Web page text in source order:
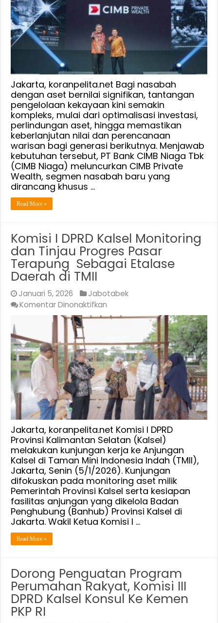
CIMB
Private
Wealth,
Standar
Baru
dalam
Pengelolaan
Kekayaan
Bagi
Nasabah
HNWI
Jakarta, koranpelita.net Bagi nasabah
dengan aset bernilai signifikan, tantangan
pengelolaan kekayaan kini semakin
kompleks, mulai dari optimalisasi investasi,
perlindungan aset, hingga memastikan
keberlanjutan nilai dan perencanaan
warisan bagi generasi berikutnya. Menjawab
kebutuhan tersebut, PT Bank CIMB Niaga Tbk
(CIMB Niaga) meluncurkan CIMB Private
Wealth, segmen nasabah baru yang
dirancang khusus …
Read More »
Komisi I DPRD Kalsel Monitoring
dan Tinjau Progres Pasar
Terapung Sebagai Etalase
Daerah di TMII
Januari 5, 2026
Jabotabek
Komentar Dinonaktifkan
Komisi
Kalsel
Monitoring
dan
Tinjau
Progres
Pasar
Terapung
Sebagai
Etalase
Daerah
di
TMII
Jakarta, koranpelita.net Komisi I DPRD
Provinsi Kalimantan Selatan (Kalsel)
melakukan kunjungan kerja ke Anjungan
Kalsel di Taman Mini Indonesia Indah (TMII),
Jakarta, Senin (5/1/2026). Kunjungan
difokuskan pada monitoring aset milik
Pemerintah Provinsi Kalsel serta kesiapan
fasilitas anjungan yang dikelola Badan
Penghubung (Banhub) Provinsi Kalsel di
Jakarta. Wakil Ketua Komisi I …
Read More »
Dorong Penguatan Program
Perumahan Rakyat, Komisi III
DPRD Kalsel Konsul Ke Kemen
PKP RI